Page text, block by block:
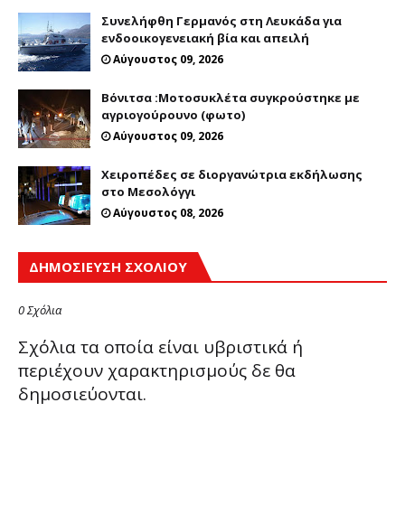
Συνελήφθη Γερμανός στη Λευκάδα για
ενδοοικογενειακή βία και απειλή
Αύγουστος 09, 2026
Βόνιτσα :Μοτοσυκλέτα συγκρούστηκε με
αγριογούρουνο (φωτο)
Αύγουστος 09, 2026
Χειροπέδες σε διοργανώτρια εκδήλωσης
στο Μεσολόγγι
Αύγουστος 08, 2026
ΔΗΜΟΣΊΕΥΣΗ ΣΧΟΛΊΟΥ
0 Σχόλια
Σχόλια τα οποία είναι υβριστικά ή
περιέχουν χαρακτηρισμούς δε θα
δημοσιεύονται.